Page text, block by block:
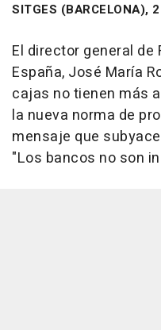
SITGES (BARCELONA),
El director general de
España, José María
cajas no tienen más
la nueva norma de
mensaje que
"Los bancos no son